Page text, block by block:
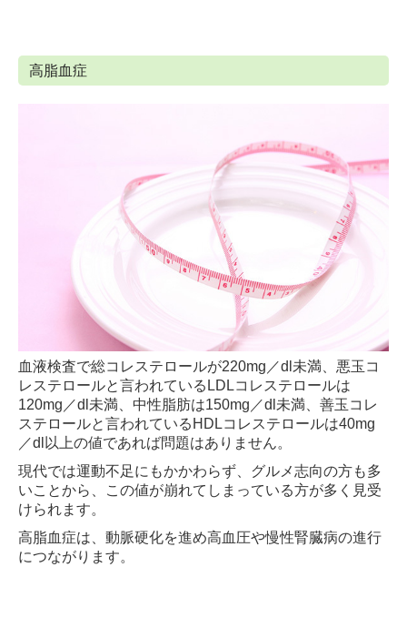
高脂血症
血液検査で総コレステロールが220mg／dl未満、悪玉コ
レステロールと言われているLDLコレステロールは
120mg／dl未満、中性脂肪は150mg／dl未満、善玉コレ
ステロールと言われているHDLコレステロールは40mg
／dl以上の値であれば問題はありません。
現代では運動不足にもかかわらず、グルメ志向の方も多
いことから、この値が崩れてしまっている方が多く見受
けられます。
高脂血症は、動脈硬化を進め高血圧や慢性腎臓病の進行
につながります。